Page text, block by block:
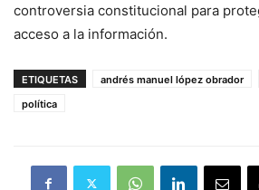
controversia constitucional para
acceso a la información.
ETIQUETAS andrés manuel lópez obrador
política